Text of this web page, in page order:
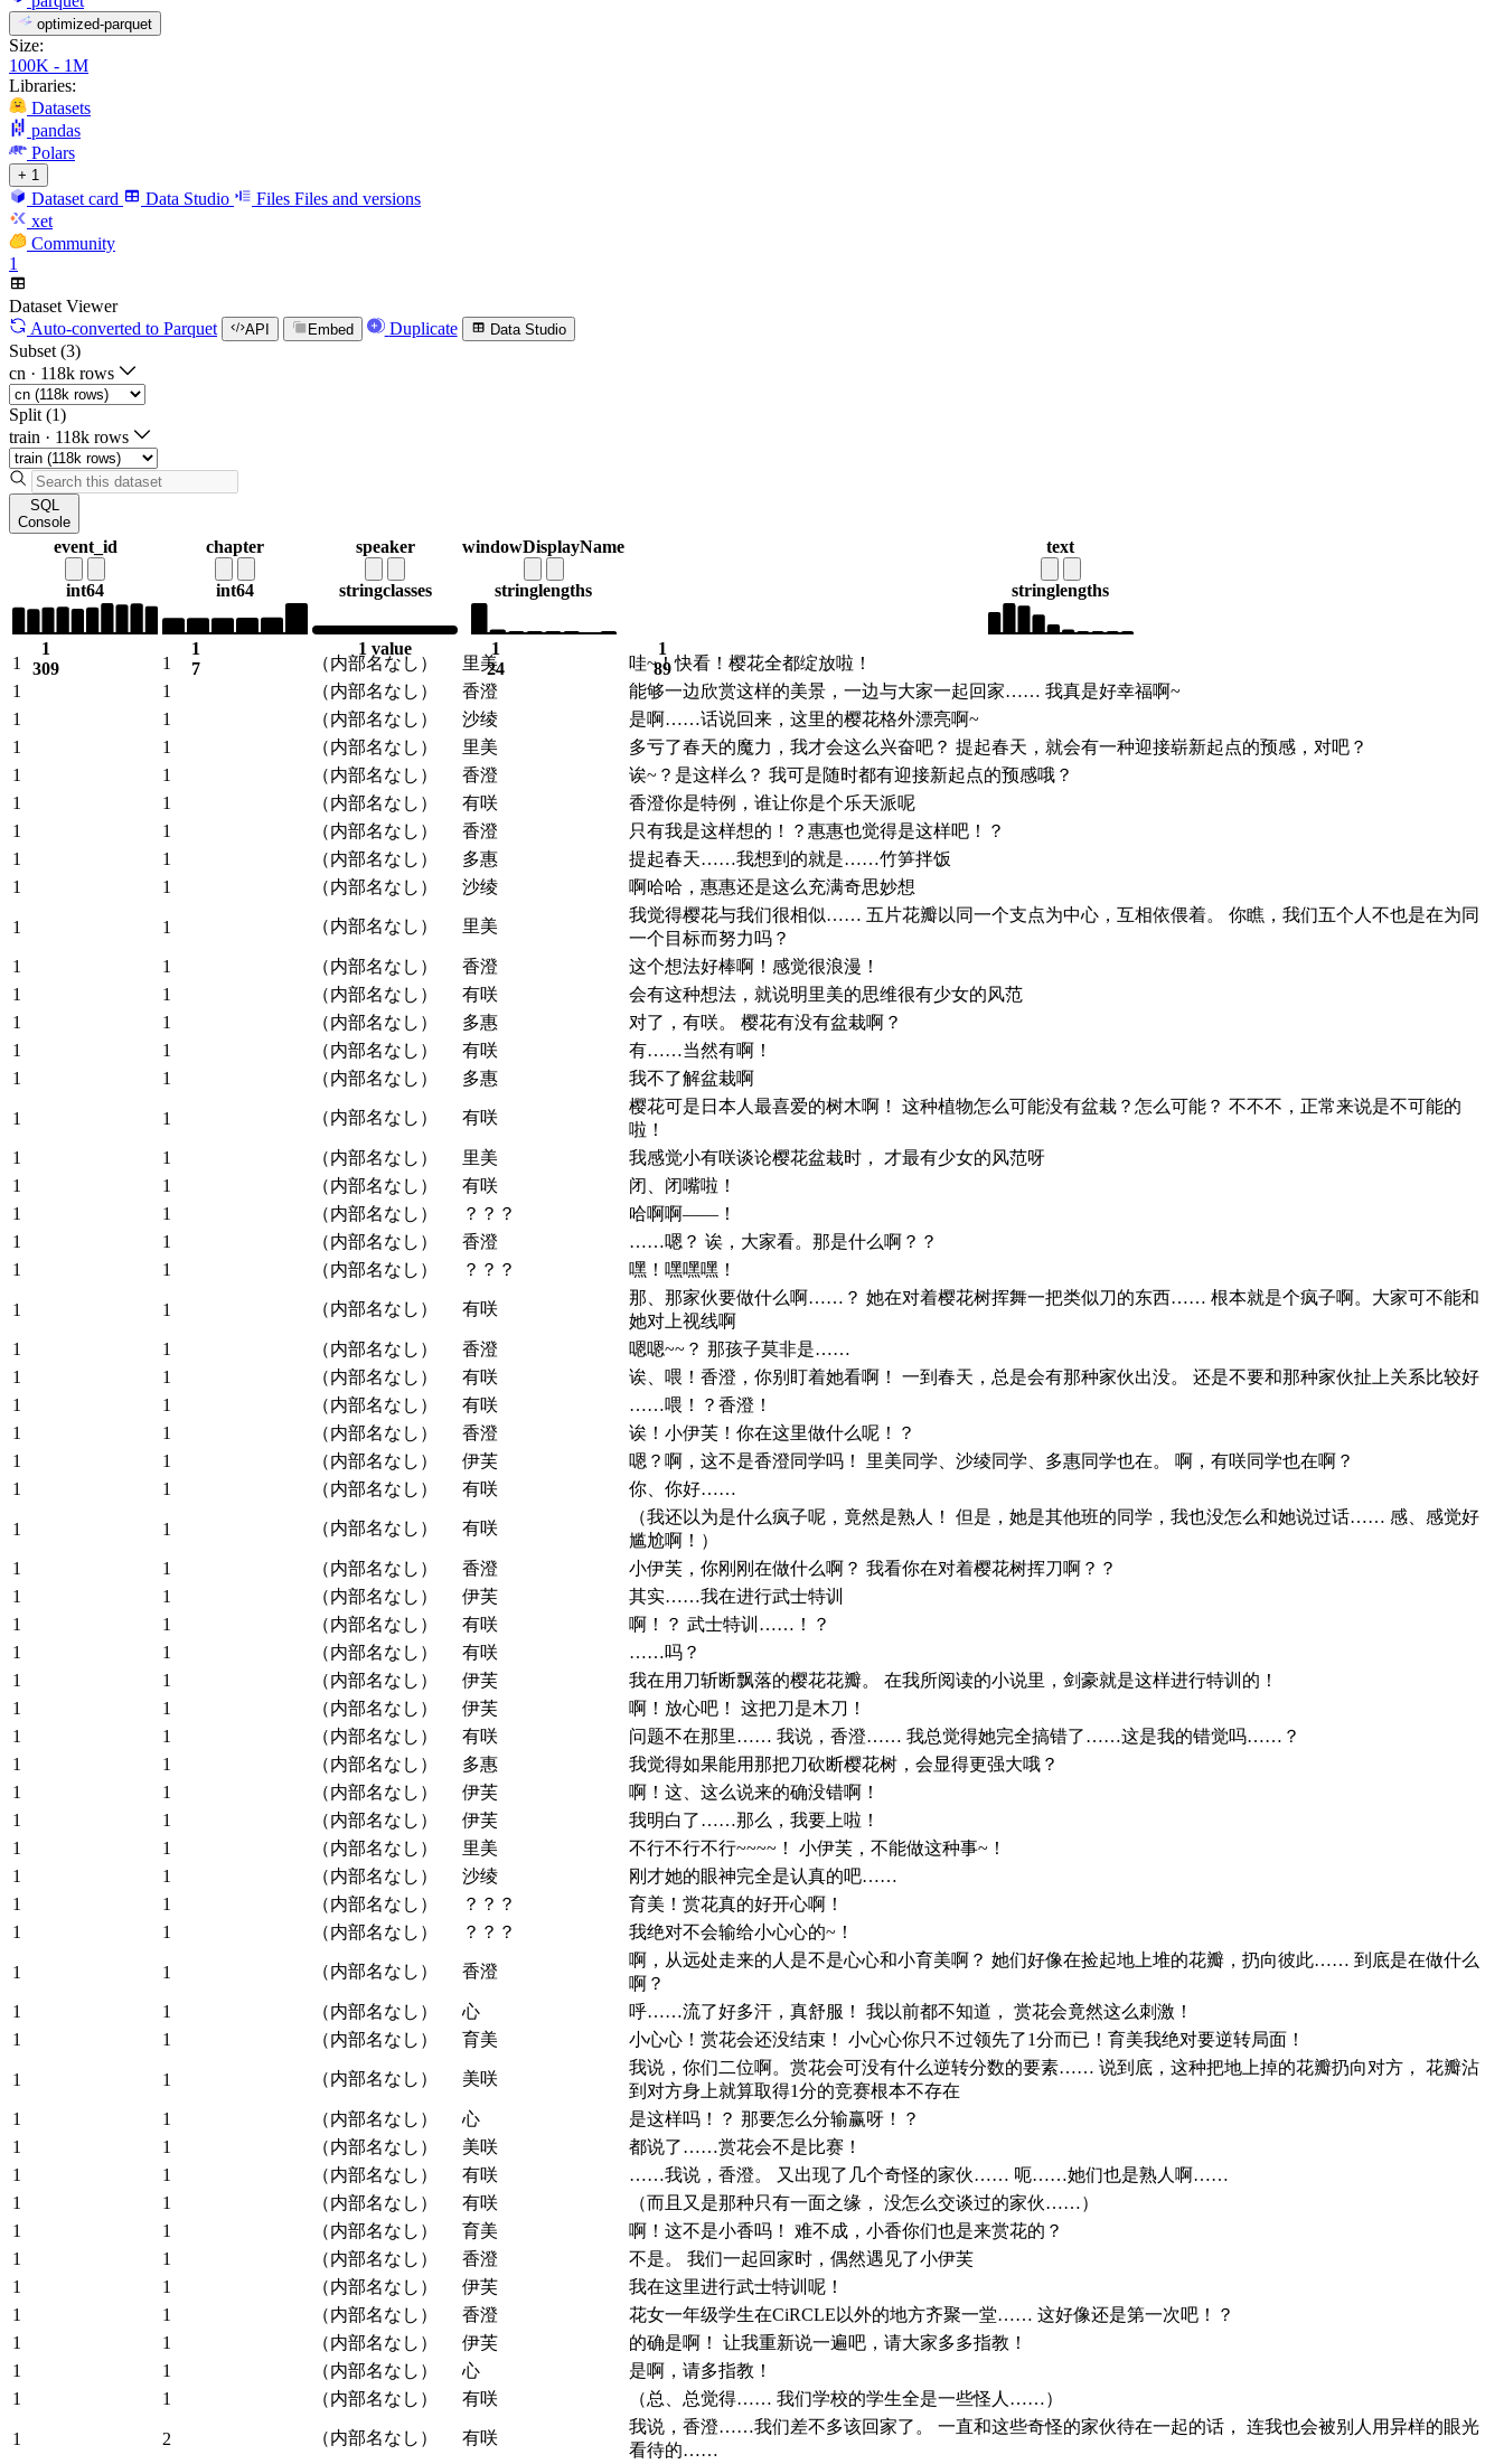
optimized-parquet
Size:
100K - 1M
Libraries:
Datasets
pandas
Polars
+ 1
Dataset card Data Studio Files Files and versions
xet
Community
1
Dataset Viewer
Auto-converted to Parquet API Embed Duplicate Data Studio
Subset (3)
cn · 118k rows
Split (1)
train · 118k rows
SQL
Console
event_id
int64
1
309
chapter
int64
1
7
speaker
stringclasses
1 value
windowDisplayName
stringlengths
1
24
text
stringlengths
1
89
1 1 （内部名なし） 里美
哇~！快看！樱花全都绽放啦！
1
1 （内部名なし） 香澄
能够一边欣赏这样的美景，一边与大家一起回家…… 我真是好幸福啊~
1
1 （内部名なし） 沙绫
是啊……话说回来，这里的樱花格外漂亮啊~
1
1 （内部名なし） 里美
多亏了春天的魔力，我才会这么兴奋吧？ 提起春天，就会有一种迎接崭新起点的预感，对吧？
1
1 （内部名なし） 香澄
诶~？是这样么？ 我可是随时都有迎接新起点的预感哦？
1
1 （内部名なし） 有咲
香澄你是特例，谁让你是个乐天派呢
1
1 （内部名なし） 香澄
只有我是这样想的！？惠惠也觉得是这样吧！？
1
1 （内部名なし） 多惠
提起春天……我想到的就是……竹笋拌饭
1
1 （内部名なし） 沙绫 啊哈哈，惠惠还是这么充满奇思妙想
1 1 （内部名なし） 里美
我觉得樱花与我们很相似…… 五片花瓣以同一个支点为中心，互相依偎着。 你瞧，我们五个人不也是在为同
一个目标而努力吗？
1
1 （内部名なし） 香澄
这个想法好棒啊！感觉很浪漫！
1
1 （内部名なし） 有咲
会有这种想法，就说明里美的思维很有少女的风范
1
1 （内部名なし） 多惠
对了，有咲。 樱花有没有盆栽啊？
1
1 （内部名なし） 有咲
有……当然有啊！
1
1 （内部名なし） 多惠 我不了解盆栽啊
1 1 （内部名なし） 有咲
樱花可是日本人最喜爱的树木啊！ 这种植物怎么可能没有盆栽？怎么可能？ 不不不，正常来说是不可能的
啦！
1
1 （内部名なし） 里美
我感觉小有咲谈论樱花盆栽时， 才最有少女的风范呀
1
1 （内部名なし） 有咲
闭、闭嘴啦！
1
1 （内部名なし） ？？？
哈啊啊——！
1
1 （内部名なし） 香澄
……嗯？ 诶，大家看。那是什么啊？？
1
1 （内部名なし） ？？？ 嘿！嘿嘿嘿！
1 1 （内部名なし） 有咲
那、那家伙要做什么啊……？ 她在对着樱花树挥舞一把类似刀的东西…… 根本就是个疯子啊。大家可不能和
她对上视线啊
1
1 （内部名なし） 香澄
嗯嗯~~？ 那孩子莫非是……
1
1 （内部名なし） 有咲
诶、喂！香澄，你别盯着她看啊！ 一到春天，总是会有那种家伙出没。 还是不要和那种家伙扯上关系比较好
1
1 （内部名なし） 有咲
……喂！？香澄！
1
1 （内部名なし） 香澄
诶！小伊芙！你在这里做什么呢！？
1
1 （内部名なし） 伊芙
嗯？啊，这不是香澄同学吗！ 里美同学、沙绫同学、多惠同学也在。 啊，有咲同学也在啊？
1
1 （内部名なし） 有咲 你、你好……
1 1 （内部名なし） 有咲
（我还以为是什么疯子呢，竟然是熟人！ 但是，她是其他班的同学，我也没怎么和她说过话…… 感、感觉好
尴尬啊！）
1
1 （内部名なし） 香澄
小伊芙，你刚刚在做什么啊？ 我看你在对着樱花树挥刀啊？？
1
1 （内部名なし） 伊芙
其实……我在进行武士特训
1
1 （内部名なし） 有咲
啊！？ 武士特训……！？
1
1 （内部名なし） 有咲
……吗？
1
1 （内部名なし） 伊芙
我在用刀斩断飘落的樱花花瓣。 在我所阅读的小说里，剑豪就是这样进行特训的！
1
1 （内部名なし） 伊芙
啊！放心吧！ 这把刀是木刀！
1
1 （内部名なし） 有咲
问题不在那里…… 我说，香澄…… 我总觉得她完全搞错了……这是我的错觉吗……？
1
1 （内部名なし） 多惠
我觉得如果能用那把刀砍断樱花树，会显得更强大哦？
1
1 （内部名なし） 伊芙
啊！这、这么说来的确没错啊！
1
1 （内部名なし） 伊芙
我明白了……那么，我要上啦！
1
1 （内部名なし） 里美
不行不行不行~~~~！ 小伊芙，不能做这种事~！
1
1 （内部名なし） 沙绫
刚才她的眼神完全是认真的吧……
1
1 （内部名なし） ？？？
育美！赏花真的好开心啊！
1
1 （内部名なし） ？？？ 我绝对不会输给小心心的~！
1 1 （内部名なし） 香澄
啊，从远处走来的人是不是心心和小育美啊？ 她们好像在捡起地上堆的花瓣，扔向彼此…… 到底是在做什么
啊？
1
1 （内部名なし） 心
呼……流了好多汗，真舒服！ 我以前都不知道， 赏花会竟然这么刺激！
1
1 （内部名なし） 育美 小心心！赏花会还没结束！ 小心心你只不过领先了1分而已！育美我绝对要逆转局面！
1 1 （内部名なし） 美咲
我说，你们二位啊。赏花会可没有什么逆转分数的要素…… 说到底，这种把地上掉的花瓣扔向对方， 花瓣沾
到对方身上就算取得1分的竞赛根本不存在
1
1 （内部名なし） 心
是这样吗！？ 那要怎么分输赢呀！？
1
1 （内部名なし） 美咲
都说了……赏花会不是比赛！
1
1 （内部名なし） 有咲
……我说，香澄。 又出现了几个奇怪的家伙…… 呃……她们也是熟人啊……
1
1 （内部名なし） 有咲
（而且又是那种只有一面之缘， 没怎么交谈过的家伙……）
1
1 （内部名なし） 育美
啊！这不是小香吗！ 难不成，小香你们也是来赏花的？
1
1 （内部名なし） 香澄
不是。 我们一起回家时，偶然遇见了小伊芙
1
1 （内部名なし） 伊芙
我在这里进行武士特训呢！
1
1 （内部名なし） 香澄
花女一年级学生在CiRCLE以外的地方齐聚一堂…… 这好像还是第一次吧！？
1
1 （内部名なし） 伊芙
的确是啊！ 让我重新说一遍吧，请大家多多指教！
1
1 （内部名なし） 心
是啊，请多指教！
1
1 （内部名なし） 有咲 （总、总觉得…… 我们学校的学生全是一些怪人……）
1 2 （内部名なし） 有咲
我说，香澄……我们差不多该回家了。 一直和这些奇怪的家伙待在一起的话， 连我也会被别人用异样的眼光
看待的……